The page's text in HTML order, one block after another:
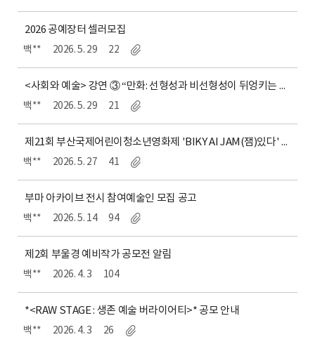
2026 공예장터 셀러모집
백** 2026. 5. 29 22
<사회와 예술> 강연 ③ “만화: 선형성과 비선형성이 뒤엉키는 장” 및 <2026 아티스트 워크숍>의 참여자 모집
백** 2026. 5. 29 21
제21회 부산국제어린이청소년영화제 'BIKY AI JAM(잼)있다' 참가자 모집
백** 2026. 5. 27 41
부마 아카이브 전시 참여예술인 모집 공고
백** 2026. 5. 14 94
제2회 부울경 예비작가 공모전 알림
백** 2026. 4. 3 104
*<RAW STAGE : 생존 예술 버라이어티>* 공모 안내
백** 2026. 4. 3 26